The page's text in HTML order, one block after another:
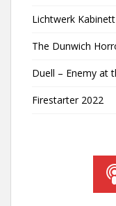
Lichtwerk
The Dunwich
Duell – Enemy at
Firestarter 2022